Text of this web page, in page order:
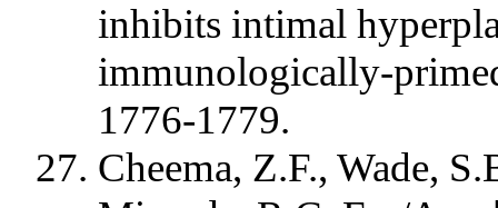
inhibits intimal
immunologically-
1776-1779.
Cheema, Z.F., Wade,